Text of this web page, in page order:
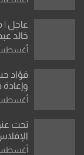
عاجل |
خالد
أغسطس 6,
فؤاد
أغسطس 6,
تحت
أغسطس 6,